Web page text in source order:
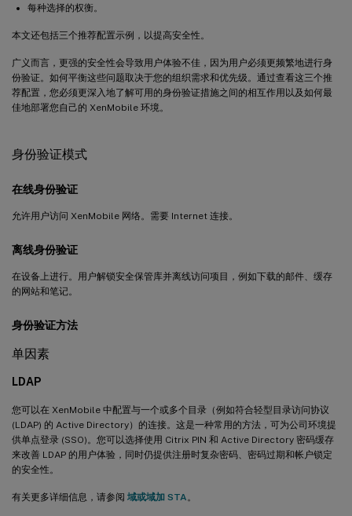
每种选择的权衡。
本文还包括三个推荐配置示例，以提高安全性。
广义而言，更强的安全性会导致用户体验不佳，因为用户必须更频繁地进行身
份验证。如何平衡这些问题取决于您的组织需求和优先级。通过查看这三个推
荐配置，您必须更深入地了解可用的身份验证措施之间的相互作用以及如何最
佳地部署您自己的 XenMobile 环境。
身份验证模式
在线身份验证
允许用户访问 XenMobile 网络。需要 Internet 连接。
离线身份验证
在设备上进行。用户解锁安全保管库并离线访问项目，例如下载的邮件、缓存
的网站和笔记。
身份验证方法
单因素
LDAP
您可以在 XenMobile 中配置与一个或多个目录（例如符合轻型目录访问协议
(LDAP) 的 Active Directory）的连接。这是一种常用的方法，可为公司环境提
供单点登录 (SSO)。您可以选择使用 Citrix PIN 和 Active Directory 密码缓存
来改善 LDAP 的用户体验，同时仍提供注册时复杂密码、密码过期和帐户锁定
的安全性。
有关更多详细信息，请参阅 域或域加 STA 。